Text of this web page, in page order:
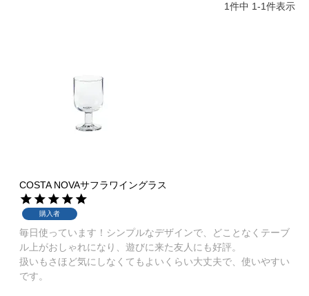
1件中 1-1件表示
COSTA NOVAサフラワイングラス
購入者
毎日使っています！シンプルなデザインで、どことなくテーブ
ル上がおしゃれになり、遊びに来た友人にも好評。
扱いもさほど気にしなくてもよいくらい大丈夫で、使いやすい
です。